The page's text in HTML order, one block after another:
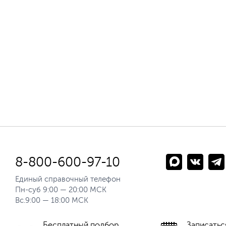
8-800-600-97-10
Единый справочный телефон
Пн-суб 9:00 — 20:00 МСК
Вс.9:00 — 18:00 МСК